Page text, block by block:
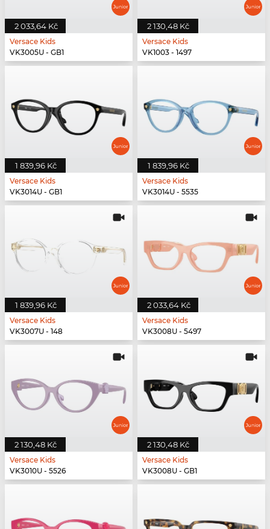
2 033,64 Kč
Versace Kids
VK3005U - GB1
2 130,48 Kč
Versace Kids
VK1003 - 1497
1 839,96 Kč
Versace Kids
VK3014U - GB1
1 839,96 Kč
Versace Kids
VK3014U - 5535
1 839,96 Kč
Versace Kids
VK3007U - 148
2 033,64 Kč
Versace Kids
VK3008U - 5497
2 130,48 Kč
Versace Kids
VK3010U - 5526
2 130,48 Kč
Versace Kids
VK3008U - GB1